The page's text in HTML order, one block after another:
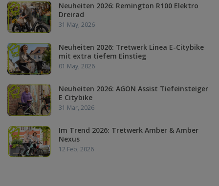
Neuheiten 2026: Remington R100 Elektro
Dreirad
31 May, 2026
Neuheiten 2026: Tretwerk Linea E-Citybike
mit extra tiefem Einstieg
01 May, 2026
Neuheiten 2026: AGON Assist Tiefeinsteiger
E Citybike
31 Mar, 2026
Im Trend 2026: Tretwerk Amber & Amber
Nexus
12 Feb, 2026